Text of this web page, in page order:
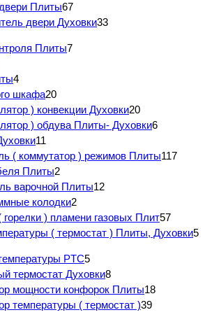
Плиты67
двери Духовки33
Плиты7
4
шкафа20
) конвекции Духовки20
) обдува Плиты- Духовки6
11
( коммутатор ) режимов Плиты117
Плиты2
варочной Плиты12
колодки2
горелки ) пламени газовых Плит57
( термостат ) Плиты, Духовки5
PTC5
термостат Духовки8
мощности конфорок Плиты18
температуры ( термостат )39